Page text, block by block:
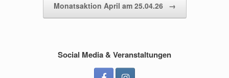
Monatsaktion April am 25.04.26 →
Social Media & Veranstaltungen